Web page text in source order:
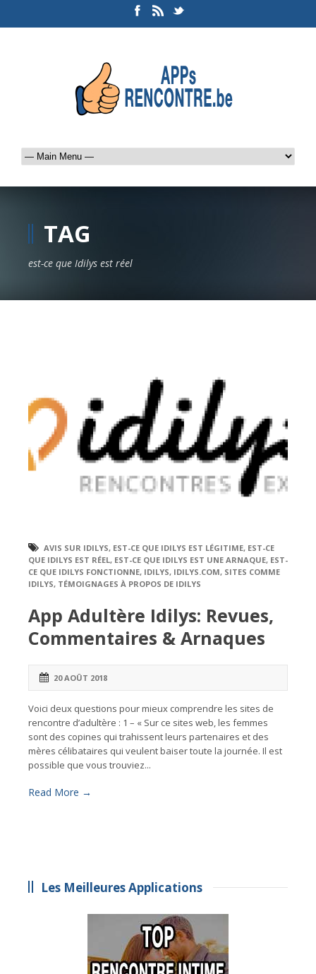
TAG
est-ce que Idilys est réel
AVIS SUR IDILYS, EST-CE QUE IDILYS EST LÉGITIME, EST-CE
QUE IDILYS EST RÉEL, EST-CE QUE IDILYS EST UNE ARNAQUE, EST-
CE QUE IDILYS FONCTIONNE, IDILYS, IDILYS.COM, SITES COMME
IDILYS, TÉMOIGNAGES À PROPOS DE IDILYS
App Adultère Idilys: Revues,
Commentaires & Arnaques
20 AOÛT 2018
Voici deux questions pour mieux comprendre les sites de
rencontre d’adultère : 1 – « Sur ce sites web, les femmes
sont des copines qui trahissent leurs partenaires et des
mères célibataires qui veulent baiser toute la journée. Il est
possible que vous trouviez...
Read More →
Les Meilleures Applications